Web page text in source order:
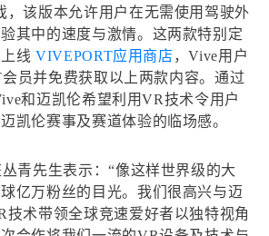
，该版本允许用户在无需使用驾驶外
其中的速度与激情。这两款特别定
上线VIVEPORT应用商店，Vive用户
员并免费获取以上两款内容。通过
和迈凯伦希望利用VR技术令用户
凯伦赛事及赛道体验的临场感。
青先生表示：“像这样世界级的大
亿万粉丝的目光。我们很高兴与迈
技术带领全球竞速爱好者以独特视角